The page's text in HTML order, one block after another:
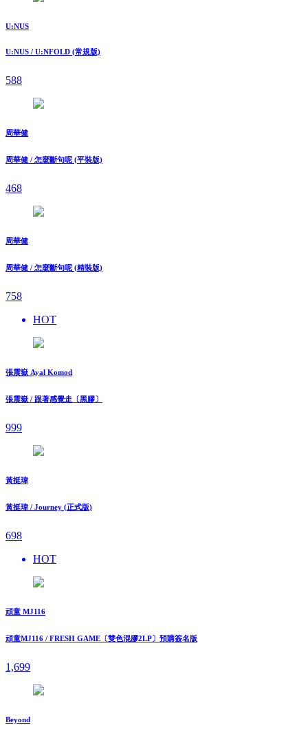
U:NUS
U:NUS / U:NFOLD (常規版)
588
周華健
周華健 / 怎麼斷句呢 (平裝版)
468
周華健
周華健 / 怎麼斷句呢 (精裝版)
758
HOT
張震嶽 Ayal Komod
張震嶽 / 跟著感覺走〔黑膠〕
999
黃挺瑋
黃挺瑋 / Journey (正式版)
698
HOT
頑童 MJ116
頑童MJ116 / FRESH GAME〔雙色混膠2LP〕預購簽名版
1,699
Beyond